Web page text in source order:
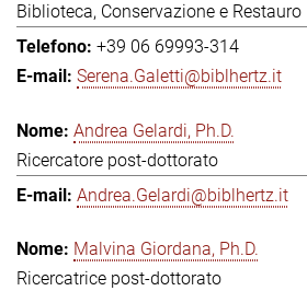
Biblioteca, Conservazione e Restauro
+39 06 69993-314
Serena.Galetti@biblhertz.it
Andrea Gelardi, Ph.D.
Ricercatore post-dottorato
Andrea.Gelardi@biblhertz.it
Malvina Giordana, Ph.D.
Ricercatrice post-dottorato